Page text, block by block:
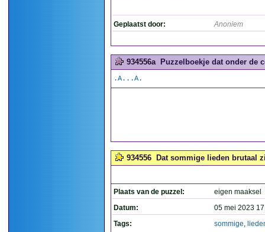
Geplaatst door: Anoniem
934556a Puzzelboekje dat onder de
.A...A.
934556 Dat sommige lieden brutaal
Plaats van de puzzel:
eigen maaksel
Datum:
05 mei 2023
Tags:
sommige,